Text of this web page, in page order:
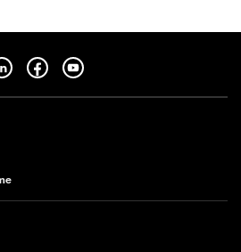
sur twitter - ouverture dans un nouvel onglet
nous sur linkedin - ouverture dans un nouvel onglet
Suivez-nous sur facebook - ouverture dans un
Suivez-nous sur youtube - ouverture dans